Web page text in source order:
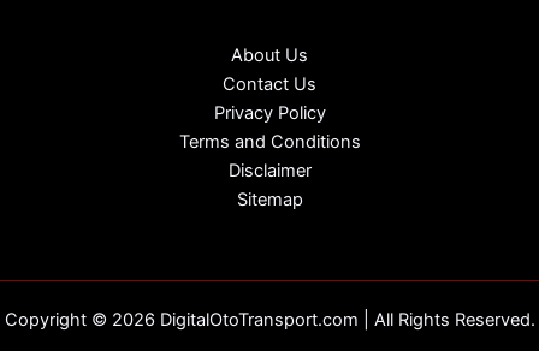
About Us
Contact Us
Privacy Policy
Terms and Conditions
Disclaimer
Sitemap
Copyright © 2026 DigitalOtoTransport.com | All Rights Reserved.